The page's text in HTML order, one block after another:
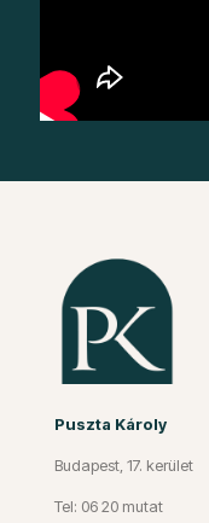
Puszta Károly
Budapest, 17. kerület
Tel: 06 20 mutat